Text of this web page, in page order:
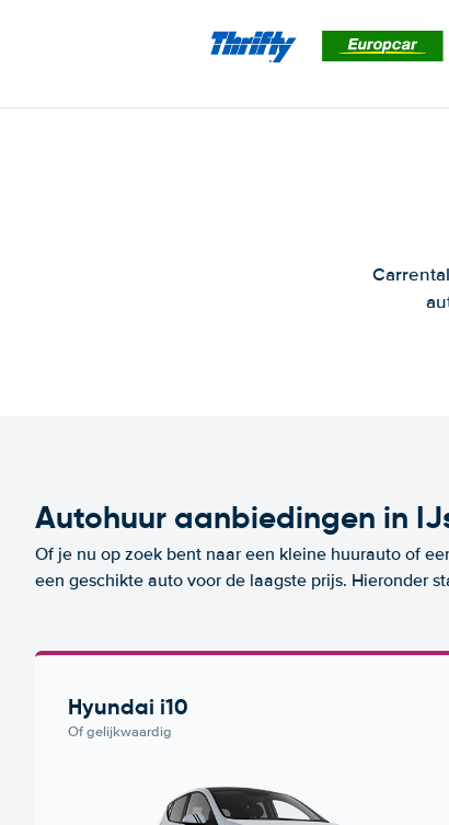
Autohuur aanbiedingen in
Of je nu op zoek bent naar een kleine huurauto of
een geschikte auto voor de laagste prijs. Hieronder
Hyundai i10
Of gelijkwaardig